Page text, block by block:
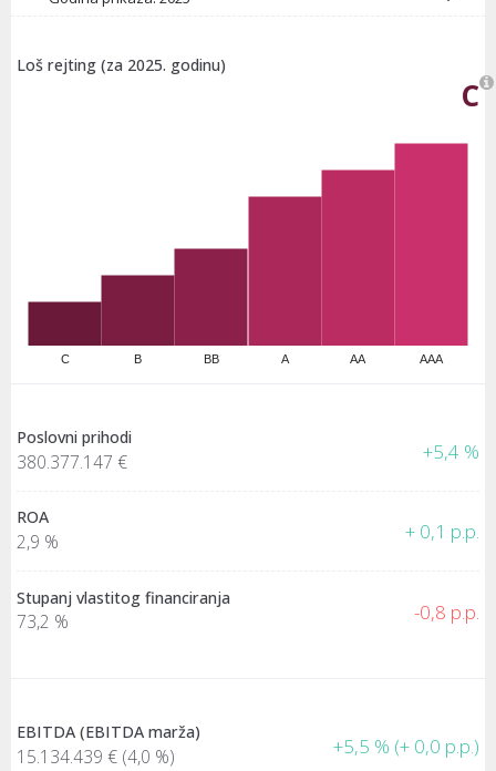
Loš rejting (za 2025. godinu)
C
C B BB A AA AAA
Poslovni prihodi
380.377.147 € +5,4 %
ROA
2,9 % + 0,1 p.p.
Stupanj vlastitog financiranja
73,2 % -0,8 p.p.
EBITDA (EBITDA marža)
15.134.439 € (4,0 %) +5,5 % (+ 0,0 p.p.)